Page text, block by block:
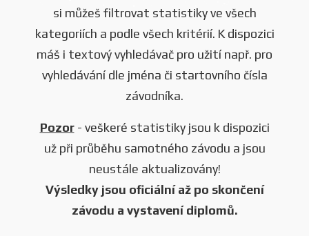
si můžeš filtrovat statistiky ve všech
kategoriích a podle všech kritérií. K dispozici
máš i textový vyhledávač pro užití např. pro
vyhledávání dle jména či startovního čísla
závodníka.
Pozor- veškeré statistiky jsou k dispozici
už při průběhu samotného závodu a jsou
neustále aktualizovány!
Výsledky jsou oficiální až po skončení
závodu a vystavení diplomů.